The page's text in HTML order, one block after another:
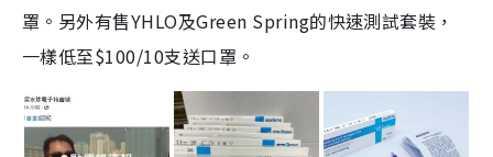
罩。另外有售YHLO及Green Spring的快速測試套裝，
一樣低至$100/10支送口罩。